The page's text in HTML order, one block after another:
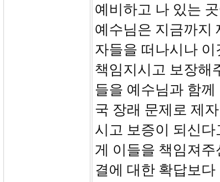
예비하고 나 있는
예수님은 지금까지
자들을 떠나시나
책임지시고 보장해
들을 예수님과 함
국 장래 문제로 제
시고 보증이 되신
게 이들을 책임져
결에 대한 확답보